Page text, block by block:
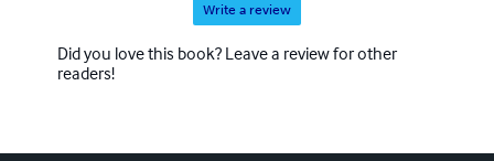
Write a review
Did you love this book? Leave a review for other
readers!